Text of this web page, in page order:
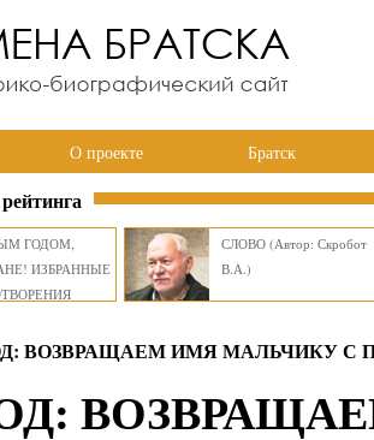
О проекте Братск
ГОДОМ,
ИЗБРАННЫЕ
СЛОВО (Автор: Скробот
В.А.)
ВОЗВРАЩАЕМ ИМЯ МАЛЬЧИКУ